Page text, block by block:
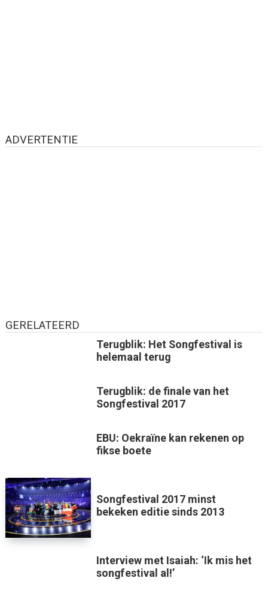
ADVERTENTIE
GERELATEERD
Terugblik: Het Songfestival is
helemaal terug
Terugblik: de finale van het
Songfestival 2017
EBU: Oekraïne kan rekenen op
fikse boete
Songfestival 2017 minst
bekeken editie sinds 2013
Interview met Isaiah: ‘Ik mis het
songfestival al!’